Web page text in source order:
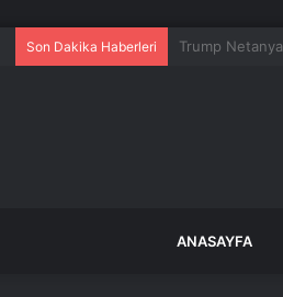
Son Dakika Haberleri 3 yaşındaki
ANASAYFA